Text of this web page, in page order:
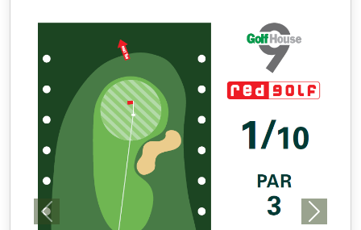
Previous Next